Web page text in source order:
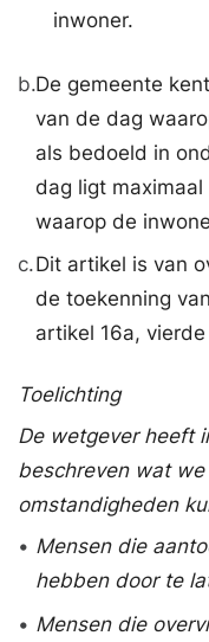
inwoner.
b.De gemeente
van de dag
als bedoeld in
dag ligt
waarop de
c.Dit artikel is van
de toekenning
artikel 16a,
Toelichting
De wetgever heeft
beschreven wat
omstandigheden
• Mensen die
hebben door te
• Mensen die